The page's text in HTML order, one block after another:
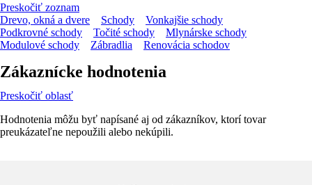
Preskočiť zoznam
Drevo, okná a dvere
Schody
Vonkajšie schody
Podkrovné schody
Točité schody
Mlynárske schody
Modulové schody
Zábradlia Renovácia schodov
Zákaznícke hodnotenia
Preskočiť oblasť
Hodnotenia môžu byť napísané aj od zákazníkov, ktorí tovar
preukázateľne nepoužili alebo nekúpili.